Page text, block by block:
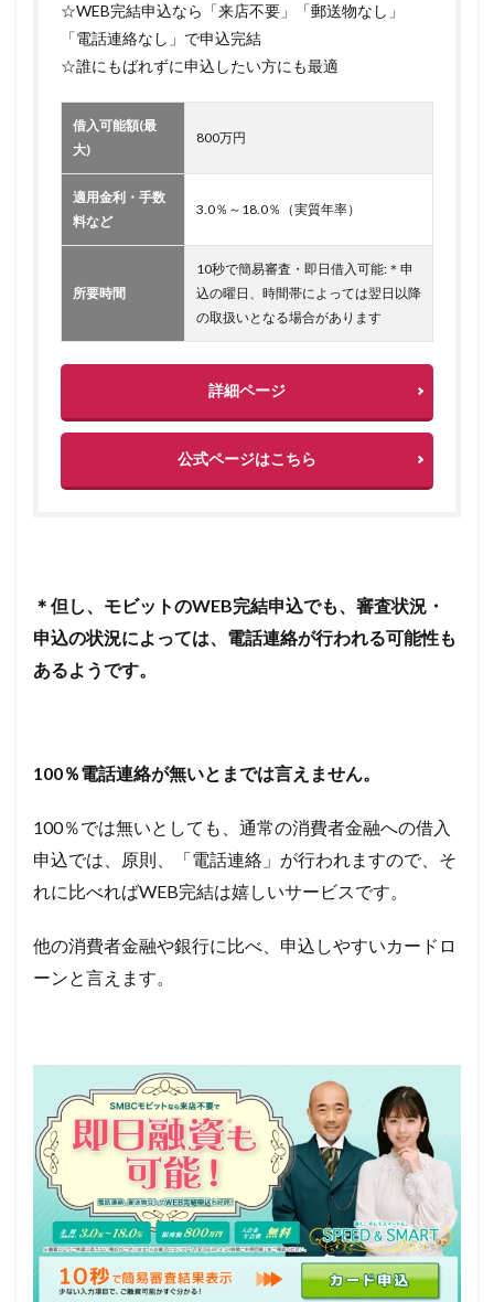
☆WEB完結申込なら「来店不要」「郵送物なし」
「電話連絡なし」で申込完結
☆誰にもばれずに申込したい方にも最適
借入可能額(最
大)
800万円
適用金利・手数
料など
3.0％～18.0％（実質年率）
所要時間
10秒で簡易審査・即日借入可能:＊申
込の曜日、時間帯によっては翌日以降
の取扱いとなる場合があります
詳細ページ
公式ページはこちら
＊但し、モビットのWEB完結申込でも、審査状況・
申込の状況によっては、電話連絡が行われる可能性も
あるようです。
100％電話連絡が無いとまでは言えません。
100％では無いとしても、通常の消費者金融への借入
申込では、原則、「電話連絡」が行われますので、そ
れに比べればWEB完結は嬉しいサービスです。
他の消費者金融や銀行に比べ、申込しやすいカードロ
ーンと言えます。